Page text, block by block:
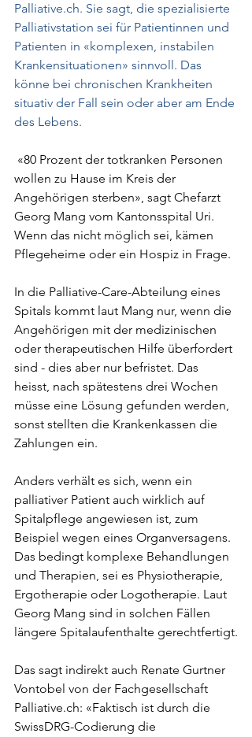
Palliative.ch. Sie sagt, die spezialisierte
Palliativstation sei für Patientinnen und
Patienten in «komplexen, instabilen
Krankensituationen» sinnvoll. Das
könne bei chronischen Krankheiten
situativ der Fall sein oder aber am Ende
des Lebens.
wollen zu Hause im Kreis der
Angehörigen sterben», sagt Chefarzt
Georg Mang vom Kantonsspital Uri.
Wenn das nicht möglich sei, kämen
Pflegeheime oder ein Hospiz in Frage.
In die Palliative-Care-Abteilung eines
Spitals kommt laut Mang nur, wenn die
Angehörigen mit der medizinischen
oder therapeutischen Hilfe überfordert
sind - dies aber nur befristet. Das
heisst, nach spätestens drei Wochen
müsse eine Lösung gefunden werden,
sonst stellten die Krankenkassen die
Zahlungen ein.
Anders verhält es sich, wenn ein
palliativer Patient auch wirklich auf
Spitalpflege angewiesen ist, zum
Beispiel wegen eines Organversagens.
Das bedingt komplexe Behandlungen
und Therapien, sei es Physiotherapie,
Ergotherapie oder Logotherapie. Laut
Georg Mang sind in solchen Fällen
längere Spitalaufenthalte gerechtfertigt.
Das sagt indirekt auch Renate Gurtner
Vontobel von der Fachgesellschaft
Palliative.ch: «Faktisch ist durch die
SwissDRG-Codierung die